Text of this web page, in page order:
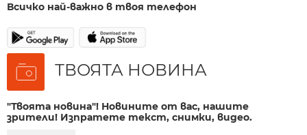
Всичко най-важно в твоя телефон
ТВОЯТА НОВИНА
"Твоята новина"! Новините от вас, нашите
зрители! Изпратете текст, снимки, видео.